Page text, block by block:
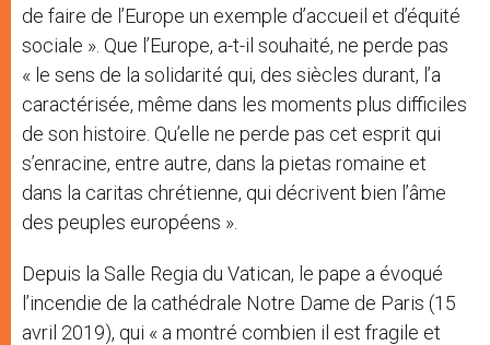
de faire de l’Europe un exemple d’accueil et d’équité
sociale ». Que l’Europe, a-t-il souhaité, ne perde pas
« le sens de la solidarité qui, des siècles durant, l’a
caractérisée, même dans les moments plus difficiles
de son histoire. Qu’elle ne perde pas cet esprit qui
s’enracine, entre autre, dans la pietas romaine et
dans la caritas chrétienne, qui décrivent bien l’âme
des peuples européens ».
Depuis la Salle Regia du Vatican, le pape a évoqué
l’incendie de la cathédrale Notre Dame de Paris (15
avril 2019), qui « a montré combien il est fragile et